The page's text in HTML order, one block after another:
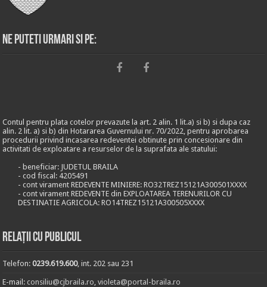
Ne puteti urmari si pe:
Contul pentru plata cotelor prevazute la art. 2 alin. 1 lit.a) si b) si dupa caz
alin. 2 lit. a) si b) din Hotararea Guvernului nr. 70/2022, pentru aprobarea
procedurii privind incasarea redeventei obtinute prin concesionare din
activitati de exploatare a resurselor de la suprafata ale statului:
- beneficiar: JUDETUL BRAILA
- cod fiscal: 4205491
- cont virament REDEVENTE MINIERE: RO32TREZ15121A300501XXXX
- cont virament REDEVENTE din EXPLOATAREA TERENURILOR CU
DESTINATIE AGRICOLA: RO14TREZ15121A300505XXXX
Relații cu publicul
Telefon:0239.619.600, int. 202 sau 231
E-mail:consiliu@cjbraila.ro,violeta@portal-braila.ro